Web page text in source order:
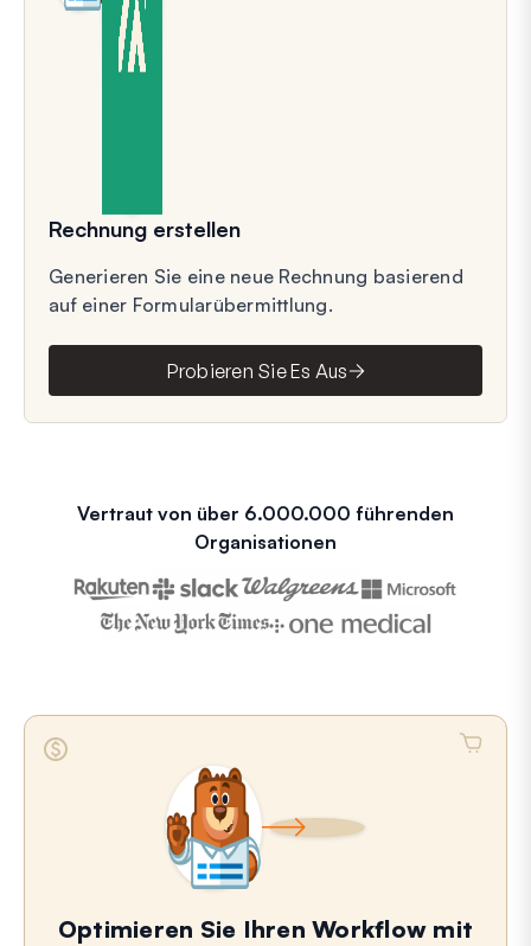
Rechnung erstellen
Generieren Sie eine neue Rechnung basierend
auf einer Formularübermittlung.
Probieren Sie Es Aus
Vertraut von über 6.000.000 führenden
Organisationen
Optimieren Sie Ihren Workflow mit